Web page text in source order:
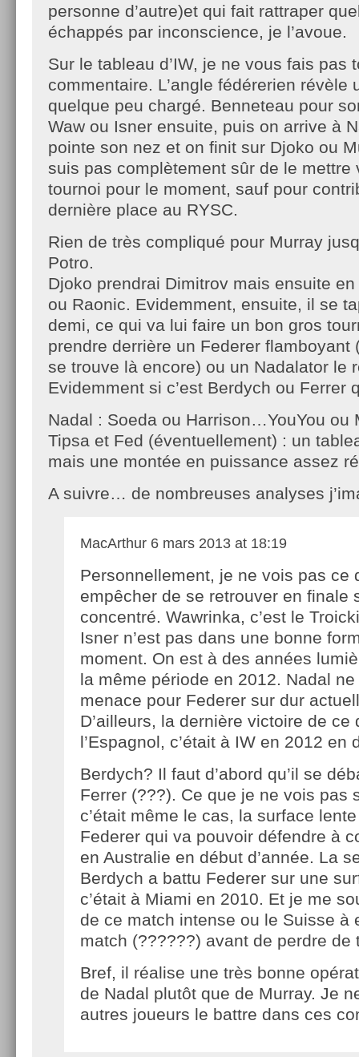
personne d’autre)et qui fait rattraper
échappés par inconscience, je l’avoue.
Sur le tableau d’IW, je ne vous fais pas
commentaire. L’angle fédérerien révèle
quelque peu chargé. Benneteau pour
Waw ou Isner ensuite, puis on arrive à
pointe son nez et on finit sur Djoko ou
suis pas complètement sûr de le mettre
tournoi pour le moment, sauf pour
dernière place au RYSC.
Rien de très compliqué pour Murray
Potro.
Djoko prendrai Dimitrov mais ensuite en
ou Raonic. Evidemment, ensuite, il se
demi, ce qui va lui faire un bon gros
prendre derrière un Federer flamboyant
se trouve là encore) ou un Nadalator le
Evidemment si c’est Berdych ou
Nadal : Soeda ou Harrison…YouYou ou
Tipsa et Fed (éventuellement) : un
mais une montée en puissance assez
A suivre… de nombreuses analyses
MacArthur 6 mars 2013 at 18:19
Personnellement, je ne vois pas ce
empêcher de se retrouver en finale
concentré. Wawrinka, c’est le
Isner n’est pas dans une bonne
moment. On est à des années
la même période en 2012. Nadal
menace pour Federer sur dur
D’ailleurs, la dernière victoire de ce
l’Espagnol, c’était à IW en 2012 en
Berdych? Il faut d’abord qu’il se
Ferrer (???). Ce que je ne vois pas
c’était même le cas, la surface
Federer qui va pouvoir défendre à
en Australie en début d’année. La
Berdych a battu Federer sur une
c’était à Miami en 2010. Et je me
de ce match intense ou le Suisse à
match (??????) avant de perdre de
Bref, il réalise une très bonne
de Nadal plutôt que de Murray. Je
autres joueurs le battre dans ces